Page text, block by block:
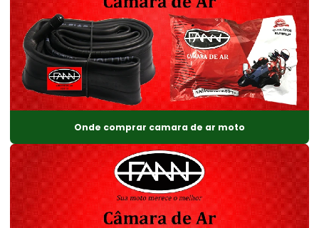
Onde comprar camara de ar moto